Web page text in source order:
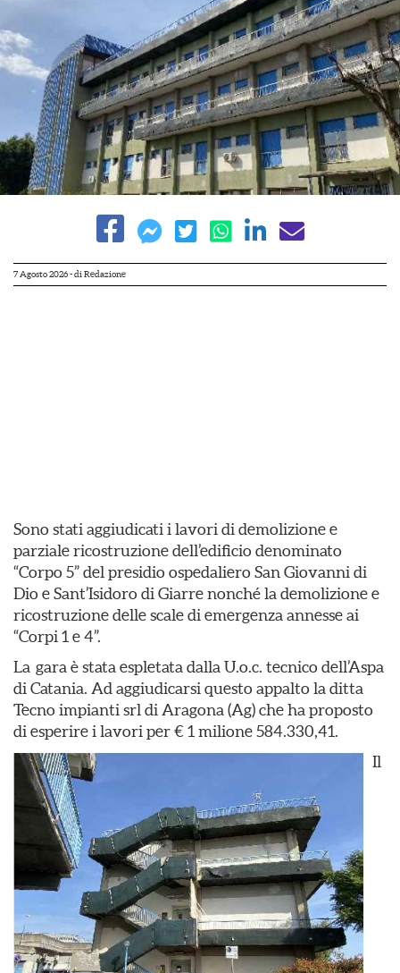
7 Agosto 2026- di Redazione
Sono stati aggiudicati i lavori di demolizione e
parziale ricostruzione dell’edificio denominato
“Corpo 5” del presidio ospedaliero San Giovanni di
Dio e Sant’Isidoro di Giarre nonché la demolizione e
ricostruzione delle scale di emergenza annesse ai
“Corpi 1 e 4”.
La gara è stata espletata dalla U.o.c. tecnico dell’Aspa
di Catania. Ad aggiudicarsi questo appalto la ditta
Tecno impianti srl di Aragona (Ag) che ha proposto
di esperire i lavori per € 1 milione 584.330,41.
Il